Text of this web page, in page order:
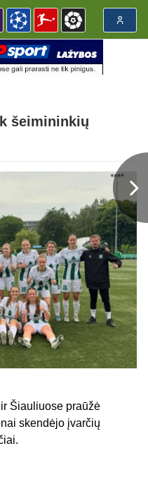
šeimininkių
Šiauliuose praūžė
skendėjo įvarčių